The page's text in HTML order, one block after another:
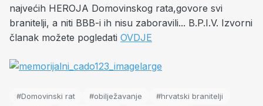
najvećih HEROJA Domovinskog rata,govore svi
branitelji, a niti BBB-i ih nisu zaboravili... B.P.I.V. Izvorni
članak možete pogledati OVDJE
#Domovinski rat #obilježavanje
#hrvatski branitelji